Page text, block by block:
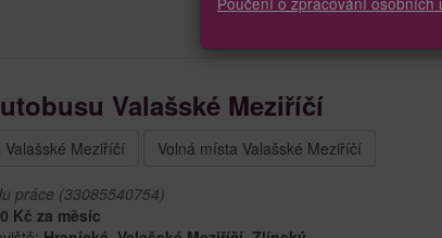
Valašské Meziříčí
Valašské Meziříčí Volná místa Valašské Meziříčí
práce (33085540754)
Kč za měsíc